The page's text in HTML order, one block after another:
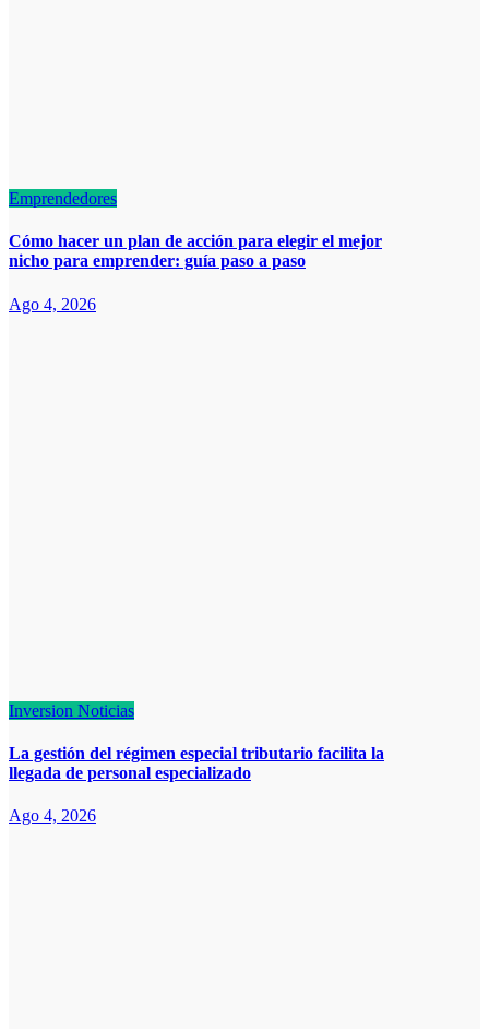
Emprendedores
Cómo hacer un plan de acción para elegir el mejor
nicho para emprender: guía paso a paso
Ago 4, 2026
Inversion Noticias
La gestión del régimen especial tributario facilita la
llegada de personal especializado
Ago 4, 2026